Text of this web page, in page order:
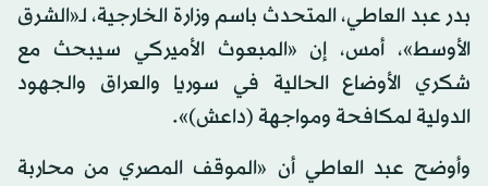
بدر عبد العاطي، المتحدث باسم وزارة الخارجية، لـ«الشرق
الأوسط»، أمس، إن «المبعوث الأميركي سيبحث مع
شكري الأوضاع الحالية في سوريا والعراق والجهود
الدولية لمكافحة ومواجهة (داعش)».
وأوضح عبد العاطي أن «الموقف المصري من محاربة